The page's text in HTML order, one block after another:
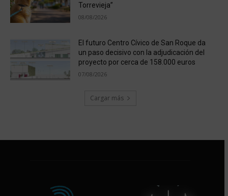
Torrevieja”
08/08/2026
El futuro Centro Cívico de San Roque da
un paso decisivo con la adjudicación del
proyecto por cerca de 158.000 euros
07/08/2026
Cargar más